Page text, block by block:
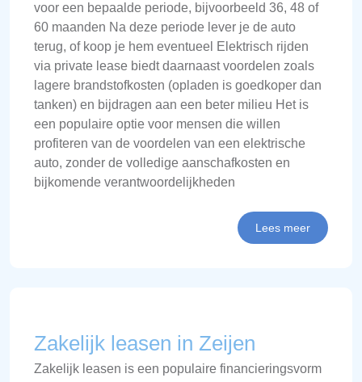
voor een bepaalde periode, bijvoorbeeld 36, 48 of
60 maanden Na deze periode lever je de auto
terug, of koop je hem eventueel Elektrisch rijden
via private lease biedt daarnaast voordelen zoals
lagere brandstofkosten (opladen is goedkoper dan
tanken) en bijdragen aan een beter milieu Het is
een populaire optie voor mensen die willen
profiteren van de voordelen van een elektrische
auto, zonder de volledige aanschafkosten en
bijkomende verantwoordelijkheden
Lees meer
Zakelijk leasen in Zeijen
Zakelijk leasen is een populaire financieringsvorm